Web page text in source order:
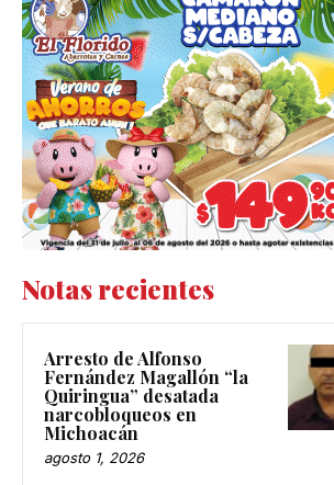
Notas recientes
Arresto de Alfonso
Fernández Magallón “la
Quiringua” desatada
narcobloqueos en
Michoacán
agosto 1, 2026